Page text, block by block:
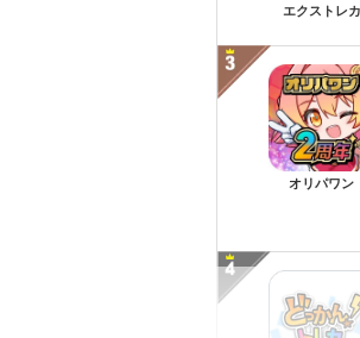
エクストレカ
オリパワン